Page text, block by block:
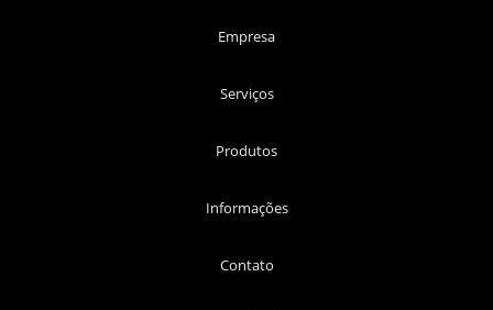
Empresa
Serviços
Produtos
Informações
Contato